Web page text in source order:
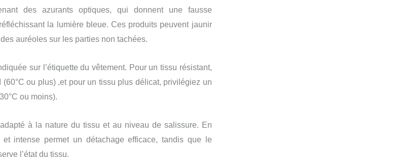
des azurants optiques, qui donnent une fausse
la lumière bleue. Ces produits peuvent jaunir
auréoles sur les parties non tachées.
sur l’étiquette du vêtement. Pour un tissu résistant,
ou plus) ,et pour un tissu plus délicat, privilégiez un
ou moins).
à la nature du tissu et au niveau de salissure. En
intense permet un détachage efficace, tandis que le
l’état du tissu.